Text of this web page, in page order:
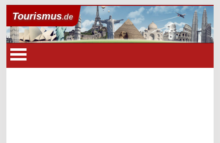
Tourismus.de